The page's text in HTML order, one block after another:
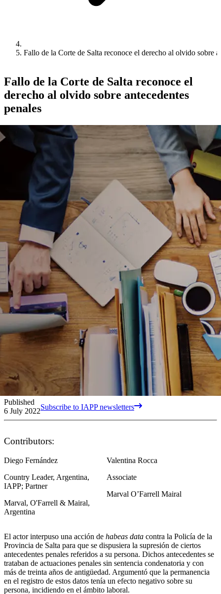
Fallo de la Corte de Salta reconoce el derecho al olvido sobre
Fallo de la Corte de Salta reconoce el
derecho al olvido sobre antecedentes
penales
Published
6 July 2022Subscribe to IAPP newsletters
Contributors:
Diego Fernández
Country Leader, Argentina,
IAPP; Partner
Marval, O'Farrell & Mairal,
Argentina
Valentina Rocca
Associate
Marval O’Farrell Mairal
El actor interpuso una acción de habeas data contra la Policía de la
Provincia de Salta para que se dispusiera la supresión de ciertos
antecedentes penales referidos a su persona. Dichos antecedentes se
trataban de actuaciones penales sin sentencia condenatoria y con
más de treinta años de antigüedad. Argumentó que la permanencia
en el registro de estos datos tenía un efecto negativo sobre su
persona, incidiendo en el ámbito laboral.